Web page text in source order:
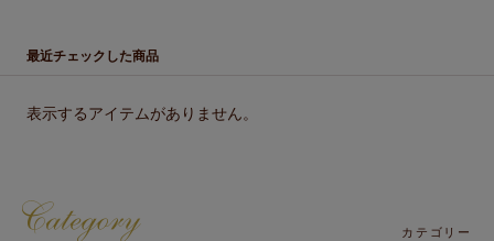
最近チェックした商品
表示するアイテムがありません。
カテゴリー